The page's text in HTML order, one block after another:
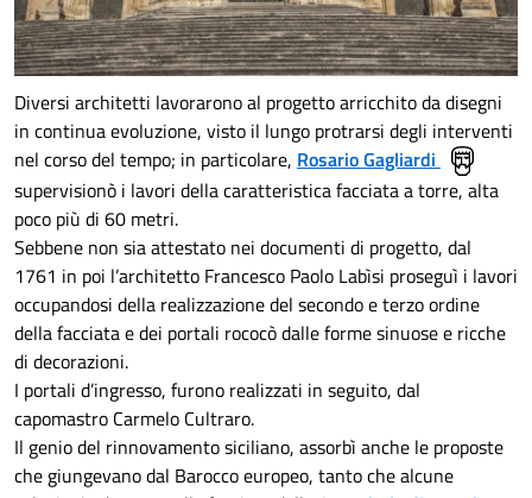
Diversi architetti lavorarono al progetto arricchito da disegni
in continua evoluzione, visto il lungo protrarsi degli interventi
nel corso del tempo; in particolare, Rosario Gagliardi
supervisionò i lavori della caratteristica facciata a torre, alta
poco più di 60 metri.
Sebbene non sia attestato nei documenti di progetto, dal
1761 in poi l’architetto Francesco Paolo Labìsi proseguì i lavori
occupandosi della realizzazione del secondo e terzo ordine
della facciata e dei portali rococò dalle forme sinuose e ricche
di decorazioni.
I portali d’ingresso, furono realizzati in seguito, dal
capomastro Carmelo Cultraro.
Il genio del rinnovamento siciliano, assorbì anche le proposte
che giungevano dal Barocco europeo, tanto che alcune